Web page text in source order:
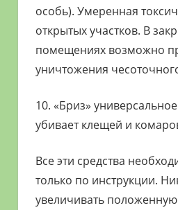
особь). Умеренная
открытых участков. В
помещениях возможно
уничтожения
10. «Бриз»
убивает клещей и
Все эти средства
только по инструкции.
увеличивать